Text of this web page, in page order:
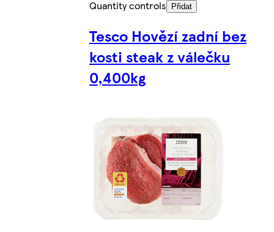
Quantity controls Přidat
Tesco Hovězí zadní bez
kosti steak z válečku
0,400kg